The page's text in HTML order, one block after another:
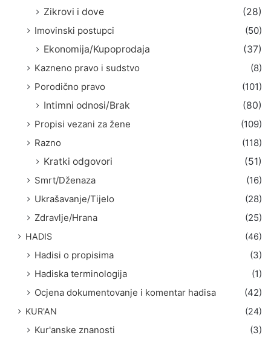
Zikrovi i dove
(28)
Imovinski postupci
(50)
Ekonomija/Kupoprodaja
(37)
Kazneno pravo i sudstvo
(8)
Porodično pravo
(101)
Intimni odnosi/Brak
(80)
Propisi vezani za žene
(109)
Razno
(118)
Kratki odgovori
(51)
Smrt/Dženaza
(16)
Ukrašavanje/Tijelo
(28)
Zdravlje/Hrana
(25)
HADIS (46)
Hadisi o propisima
(3)
Hadiska terminologija
(1)
Ocjena dokumentovanje i komentar hadisa
(42)
KUR'AN (24)
Kur'anske znanosti
(3)